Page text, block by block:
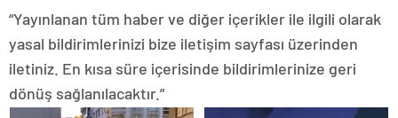
“Yayınlanan tüm haber ve diğer içerikler ile ilgili olarak
yasal bildirimlerinizi bize iletişim sayfası üzerinden
iletiniz. En kısa süre içerisinde bildirimlerinize geri
dönüş sağlanılacaktır.”